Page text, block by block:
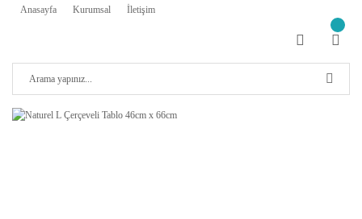
Anasayfa Kurumsal İletişim